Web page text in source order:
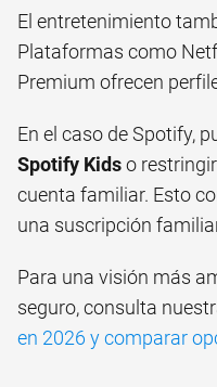
El entretenimiento
Plataformas como
Premium ofrecen
En el caso de Spotify,
Spotify Kidso
cuenta familiar. Esto
una suscripción
Para una visión más
seguro, consulta
en 2026 y comparar